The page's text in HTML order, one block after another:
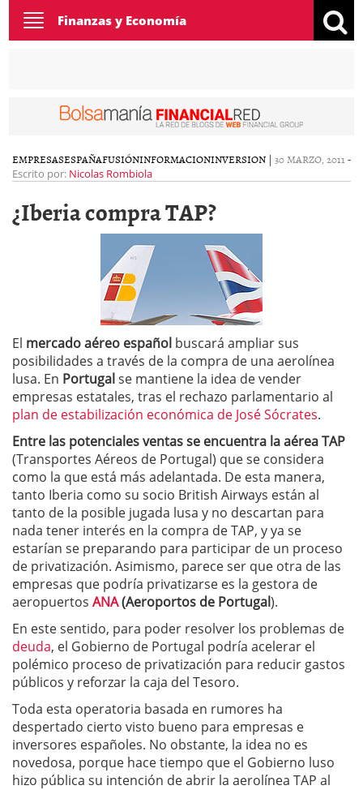
Toggle
navigation
Finanzas y Economía
EMPRESASESPAÑAFUSIÓNINFORMACIONINVERSION | 30 MARZO, 2011 -
Escrito por: Nicolas Rombiola
¿Iberia compra TAP?
El mercado aéreo español buscará ampliar sus
posibilidades a través de la compra de una aerolínea
lusa. En Portugalse mantiene la idea de vender
empresas estatales, tras el rechazo parlamentario al
plan de estabilización económica de José Sócrates.
Entre las potenciales ventas se encuentra la aérea TAP
(Transportes Aéreos de Portugal) que se considera
como la que está más adelantada. De esta manera,
tanto Iberia como su socio British Airways están al
tanto de la posible jugada lusa y no descartan para
nada tener interés en la compra de TAP, y ya se
estarían se preparando para participar de un proceso
de privatización. Asimismo, parece ser que otra de las
empresas que podría privatizarse es la gestora de
aeropuertos ANA(Aeroportos de Portugal).
En este sentido, para poder resolver los problemas de
deuda, el Gobierno de Portugal podría acelerar el
polémico proceso de privatización para reducir gastos
públicos y reforzar la caja del Tesoro.
Toda esta operatoria basada en rumores ha
despertado cierto visto bueno para empresas e
inversores españoles. No obstante, la idea no es
novedosa, porque hace tiempo que el Gobierno luso
hizo pública su intención de abrir la aerolínea TAP al